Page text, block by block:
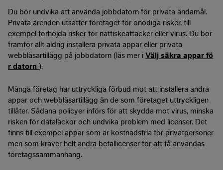
Du bör undvika att använda jobbdatorn för privata ändamål.
Privata ärenden utsätter företaget för onödiga risker, till
exempel förhöjda risker för nätfiskeattacker eller virus. Du bör
framför allt aldrig installera privata appar eller privata
webbläsartillägg på jobbdatorn (läs mer i Välj säkra appar fö
r datorn ).
Många företag har uttryckliga förbud mot att installera andra
appar och webbläsartillägg än de som företaget uttryckligen
tillåter. Sådana policyer införs för att skydda mot virus, minska
risken för dataläckor och undvika problem med licenser. Det
finns till exempel appar som är kostnadsfria för privatpersoner
men som kräver helt andra betallicenser för att få användas
företagssammanhang.